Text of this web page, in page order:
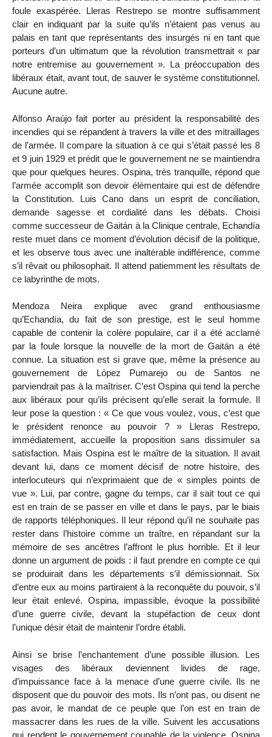
foule exaspérée. Lleras Restrepo se montre suffisamment
clair en indiquant par la suite qu’ils n’étaient pas venus au
palais en tant que représentants des insurgés ni en tant que
porteurs d’un ultimatum que la révolution transmettrait « par
notre entremise au gouvernement ». La préoccupation des
libéraux était, avant tout, de sauver le système constitutionnel.
Aucune autre.
Alfonso Araújo fait porter au président la responsabilité des
incendies qui se répandent à travers la ville et des mitraillages
de l’armée. Il compare la situation à ce qui s’était passé les 8
et 9 juin 1929 et prédit que le gouvernement ne se maintiendra
que pour quelques heures. Ospina, très tranquille, répond que
l’armée accomplit son devoir élémentaire qui est de défendre
la Constitution. Luis Cano dans un esprit de conciliation,
demande sagesse et cordialité dans les débats. Choisi
comme successeur de Gaitán à la Clinique centrale, Echandía
reste muet dans ce moment d’évolution décisif de la politique,
et les observe tous avec une inaltérable indifférence, comme
s’il rêvait ou philosophait. Il attend patiemment les résultats de
ce labyrinthe de mots.
Mendoza Neira explique avec grand enthousiasme
qu’Echandía, du fait de son prestige, est le seul homme
capable de contenir la colère populaire, car il a été acclamé
par la foule lorsque la nouvelle de la mort de Gaitán a été
connue. La situation est si grave que, même la présence au
gouvernement de López Pumarejo ou de Santos ne
parviendrait pas à la maîtriser. C’est Ospina qui tend la perche
aux libéraux pour qu’ils précisent qu’elle serait la formule. Il
leur pose la question : « Ce que vous voulez, vous, c’est que
le président renonce au pouvoir ? » Lleras Restrepo,
immédiatement, accueille la proposition sans dissimuler sa
satisfaction. Mais Ospina est le maître de la situation. Il avait
devant lui, dans ce moment décisif de notre histoire, des
interlocuteurs qui n’exprimaient que de « simples points de
vue ». Lui, par contre, gagne du temps, car il sait tout ce qui
est en train de se passer en ville et dans le pays, par le biais
de rapports téléphoniques. Il leur répond qu’il ne souhaite pas
rester dans l’histoire comme un traître, en répandant sur la
mémoire de ses ancêtres l’affront le plus horrible. Et il leur
donne un argument de poids : il faut prendre en compte ce qui
se produirait dans les départements s’il démissionnait. Six
d’entre eux au moins partiraient à la reconquête du pouvoir, s’il
leur était enlevé. Ospina, impassible, évoque la possibilité
d’une guerre civile, devant la stupéfaction de ceux dont
l’unique désir était de maintenir l’ordre établi.
Ainsi se brise l’enchantement d’une possible illusion. Les
visages des libéraux deviennent livides de rage,
d’impuissance face à la menace d’une guerre civile. Ils ne
disposent que du pouvoir des mots. Ils n’ont pas, ou disent ne
pas avoir, le mandat de ce peuple que l’on est en train de
massacrer dans les rues de la ville. Suivent les accusations